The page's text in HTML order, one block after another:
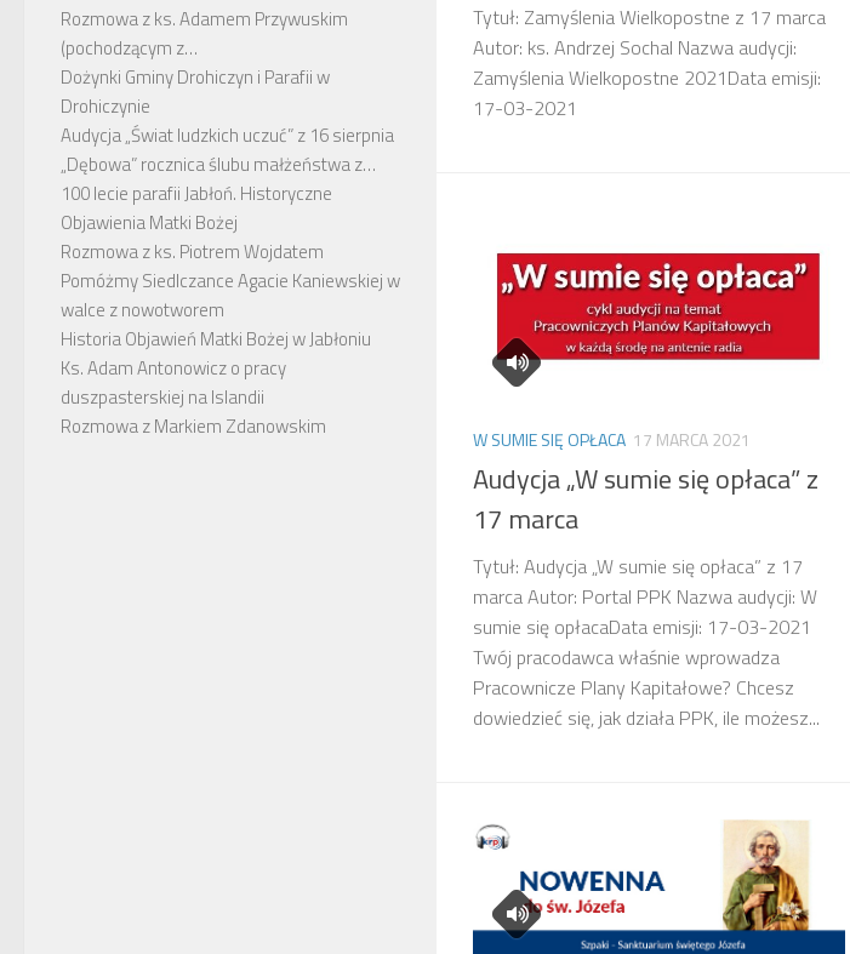
Tytuł: Zamyślenia Wielkopostne z 17 marca
Autor: ks. Andrzej Sochal Nazwa audycji:
Zamyślenia Wielkopostne 2021Data emisji:
17-03-2021
W SUMIE SIĘ OPŁACA 17 MARCA 2021
Audycja „W sumie się opłaca” z
17 marca
Tytuł: Audycja „W sumie się opłaca” z 17
marca Autor: Portal PPK Nazwa audycji: W
sumie się opłacaData emisji: 17-03-2021
Twój pracodawca właśnie wprowadza
Pracownicze Plany Kapitałowe? Chcesz
dowiedzieć się, jak działa PPK, ile możesz...
Rozmowa z ks. Adamem Przywuskim
(pochodzącym z…
Dożynki Gminy Drohiczyn i Parafii w
Drohiczynie
Audycja „Świat ludzkich uczuć” z 16 sierpnia
„Dębowa” rocznica ślubu małżeństwa z…
100 lecie parafii Jabłoń. Historyczne
Objawienia Matki Bożej
Rozmowa z ks. Piotrem Wojdatem
Pomóżmy Siedlczance Agacie Kaniewskiej w
walce z nowotworem
Historia Objawień Matki Bożej w Jabłoniu
Ks. Adam Antonowicz o pracy
duszpasterskiej na Islandii
Rozmowa z Markiem Zdanowskim